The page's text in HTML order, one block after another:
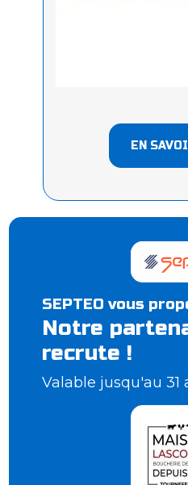
EN
SEPTEO vous
Notre
recrute !
Valable jusqu'au 31